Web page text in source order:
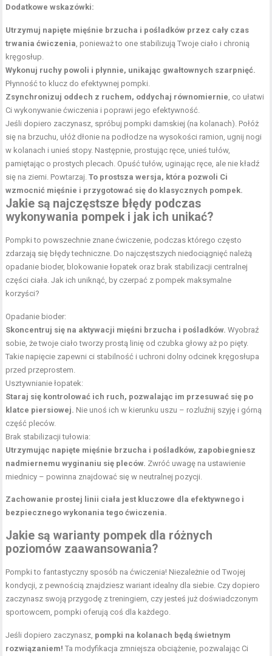
Dodatkowe wskazówki:
Utrzymuj napięte mięśnie brzucha i pośladków przez cały czas
trwania ćwiczenia , ponieważ to one stabilizują Twoje ciało i chronią
kręgosłup.
Wykonuj ruchy powoli i płynnie, unikając gwałtownych szarpnięć.
Płynność to klucz do efektywnej pompki.
Zsynchronizuj oddech z ruchem, oddychaj równomiernie , co ułatwi
Ci wykonywanie ćwiczenia i poprawi jego efektywność.
Jeśli dopiero zaczynasz, spróbuj pompki damskiej (na kolanach). Połóż
się na brzuchu, ułóż dłonie na podłodze na wysokości ramion, ugnij nogi
w kolanach i unieś stopy. Następnie, prostując ręce, unieś tułów,
pamiętając o prostych plecach. Opuść tułów, uginając ręce, ale nie kładź
się na ziemi. Powtarzaj.To prostsza wersja, która pozwoli Ci
wzmocnić mięśnie i przygotować się do klasycznych pompek.
Jakie są najczęstsze błędy podczas
wykonywania pompek i jak ich unikać?
Pompki to powszechnie znane ćwiczenie, podczas którego często
zdarzają się błędy techniczne. Do najczęstszych niedociągnięć należą
opadanie bioder, blokowanie łopatek oraz brak stabilizacji centralnej
części ciała. Jak ich uniknąć, by czerpać z pompek maksymalne
korzyści?
Opadanie bioder:
Skoncentruj się na aktywacji mięśni brzucha i pośladków. Wyobraź
sobie, że twoje ciało tworzy prostą linię od czubka głowy aż po pięty.
Takie napięcie zapewni ci stabilność i uchroni dolny odcinek kręgosłupa
przed przeprostem.
Usztywnianie łopatek:
Staraj się kontrolować ich ruch, pozwalając im przesuwać się po
klatce piersiowej. Nie unoś ich w kierunku uszu – rozluźnij szyję i górną
część pleców.
Brak stabilizacji tułowia:
Utrzymując napięte mięśnie brzucha i pośladków, zapobiegniesz
nadmiernemu wyginaniu się pleców. Zwróć uwagę na ustawienie
miednicy – powinna znajdować się w neutralnej pozycji.
Zachowanie prostej linii ciała jest kluczowe dla efektywnego i
bezpiecznego wykonania tego ćwiczenia.
Jakie są warianty pompek dla różnych
poziomów zaawansowania?
Pompki to fantastyczny sposób na ćwiczenia! Niezależnie od Twojej
kondycji, z pewnością znajdziesz wariant idealny dla siebie. Czy dopiero
zaczynasz swoją przygodę z treningiem, czy jesteś już doświadczonym
sportowcem, pompki oferują coś dla każdego.
Jeśli dopiero zaczynasz, pompki na kolanach będą świetnym
rozwiązaniem! Ta modyfikacja zmniejsza obciążenie, pozwalając Ci